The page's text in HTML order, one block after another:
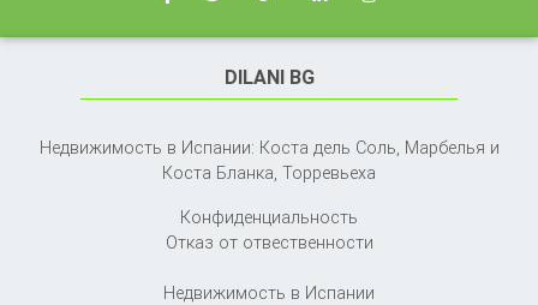
DILANI BG
Недвижимость в Испании: Коста дель Соль, Марбелья и
Коста Бланка, Торревьеха
Конфиденциальность
Отказ от отвественности
Недвижимость в Испании